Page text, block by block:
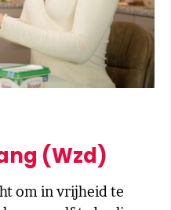
(Wzd)
om in vrijheid te